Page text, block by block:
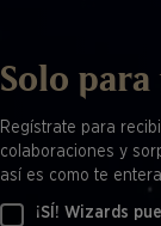
Solo
Regístrate para
colaboraciones y
así es como te
¡SÍ! Wizards